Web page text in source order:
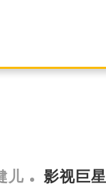
儿 影视巨星